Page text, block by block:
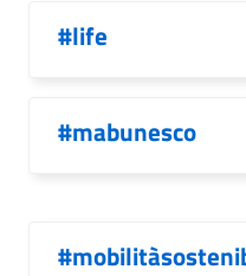
#life
#mabunesco